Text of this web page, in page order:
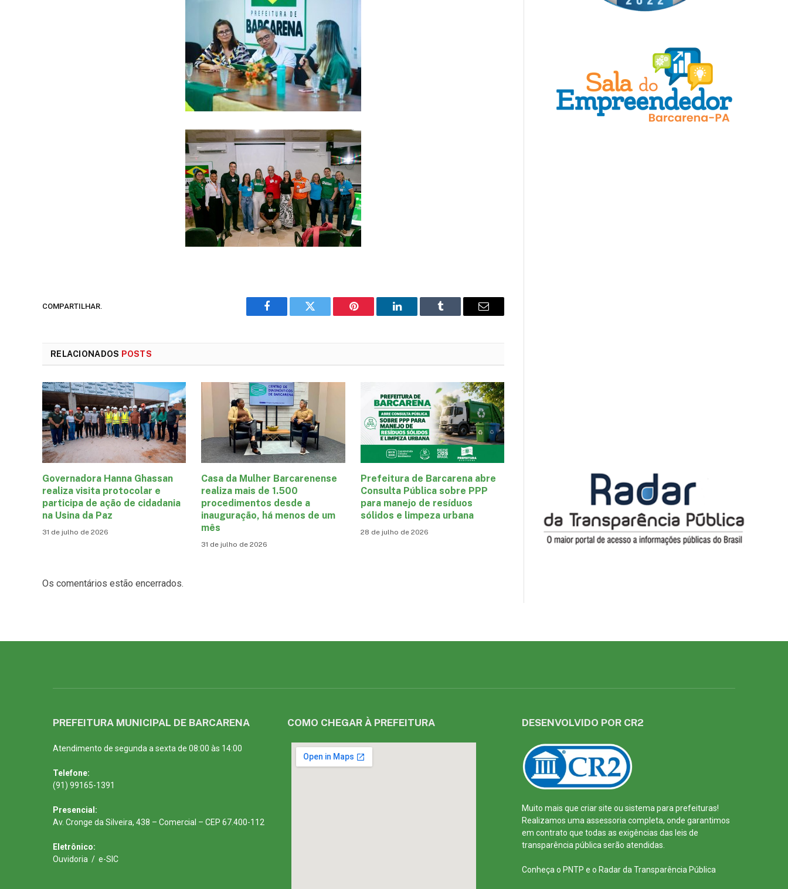
COMPARTILHAR.
Facebook Twitter Pinterest LinkedIn Tumblr
E-
RELACIONADOS POSTS
Governadora Hanna Ghassan
realiza visita protocolar e
participa de ação de cidadania
na Usina da Paz
31 de julho de 2026
Casa da Mulher Barcarenense
realiza mais de 1.500
procedimentos desde a
inauguração, há menos de um
mês
31 de julho de 2026
Prefeitura de Barcarena abre
Consulta Pública sobre PPP
para manejo de resíduos
sólidos e limpeza urbana
28 de julho de 2026
Os comentários estão encerrados.
PREFEITURA MUNICIPAL DE BARCARENA
Atendimento de segunda a sexta de 08:00 às 14:00
Telefone:
(91) 99165-1391
Presencial:
Av. Cronge da Silveira, 438 – Comercial – CEP 67.400-112
Eletrônico:
Ouvidoria / e-SIC
COMO CHEGAR À PREFEITURA DESENVOLVIDO POR CR2
Muito mais que criar site ou sistema para prefeituras!
Realizamos uma assessoria completa, onde garantimos
em contrato que todas as exigências das leis de
transparência pública serão atendidas.
Conheça o PNTP e o Radar da Transparência Pública